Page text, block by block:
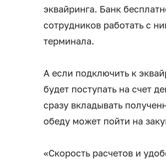
эквайринга. Банк
сотрудников работать с
терминала.
А если подключить к
будет поступать на счет
сразу вкладывать
обеду может пойти на
«Скорость расчетов и